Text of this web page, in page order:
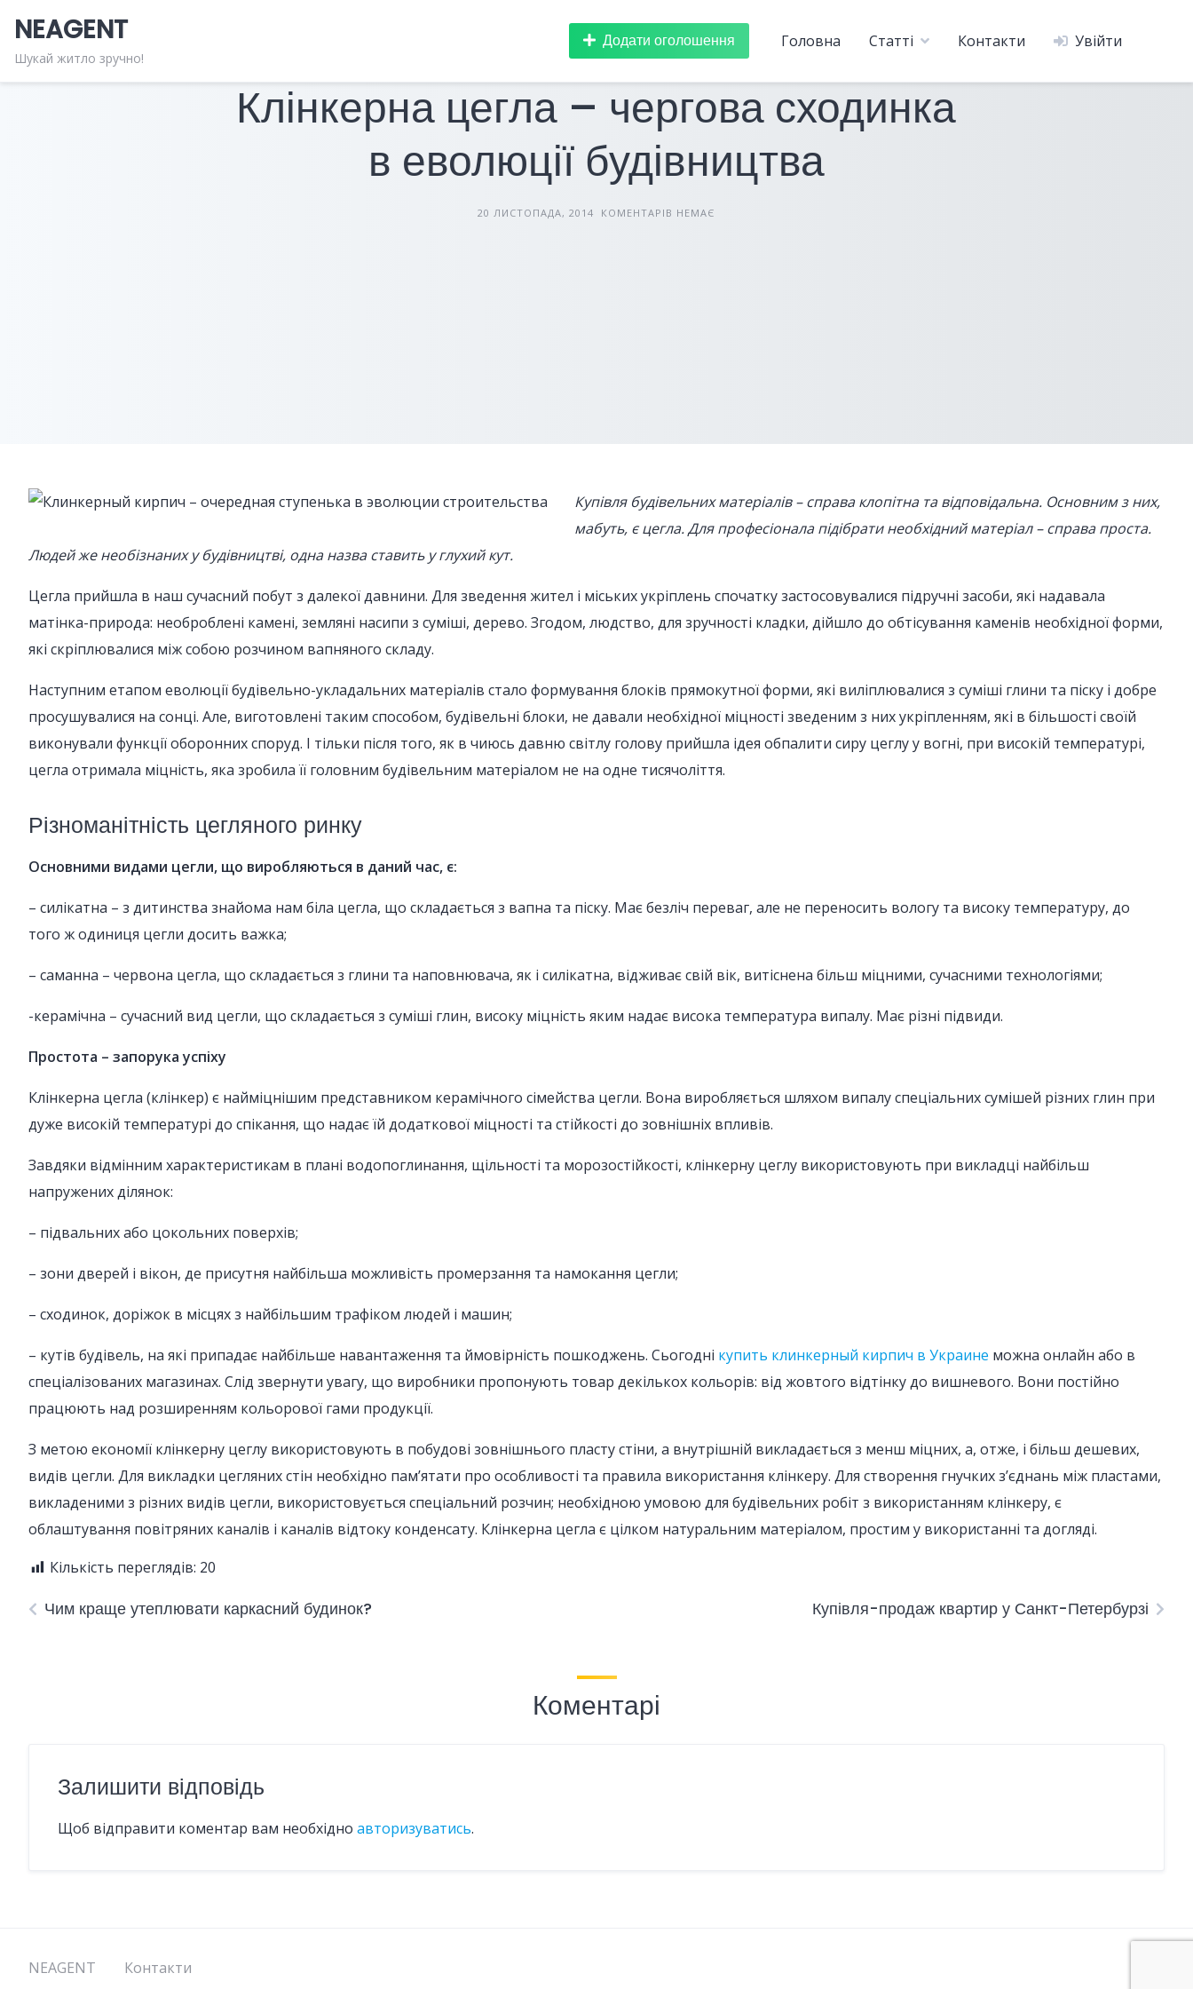
content
NEAGENT
Шукай житло зручно!
Головна Статті Контакти Увійти
Додати оголошення
БУДІВЕЛЬНІ МАТЕРІАЛИ
Клінкерна цегла – чергова сходинка
в еволюції будівництва
20 ЛИСТОПАДА, 2014 КОМЕНТАРІВ НЕМАЄ
Купівля будівельних матеріалів – справа клопітна та відповідальна. Основним з них,
мабуть, є цегла. Для професіонала підібрати необхідний матеріал – справа проста.
Людей же необізнаних у будівництві, одна назва ставить у глухий кут.
Цегла прийшла в наш сучасний побут з далекої давнини. Для зведення жител і міських укріплень спочатку застосовувалися підручні засоби, які надавала
матінка-природа: необроблені камені, земляні насипи з суміші, дерево. Згодом, людство, для зручності кладки, дійшло до обтісування каменів необхідної форми,
які скріплювалися між собою розчином вапняного складу.
Наступним етапом еволюції будівельно-укладальних матеріалів стало формування блоків прямокутної форми, які виліплювалися з суміші глини та піску і добре
просушувалися на сонці. Але, виготовлені таким способом, будівельні блоки, не давали необхідної міцності зведеним з них укріпленням, які в більшості своїй
виконували функції оборонних споруд. І тільки після того, як в чиюсь давню світлу голову прийшла ідея обпалити сиру цеглу у вогні, при високій температурі,
цегла отримала міцність, яка зробила її головним будівельним матеріалом не на одне тисячоліття.
Різноманітність цегляного ринку
Основними видами цегли, що виробляються в даний час, є:
– силікатна – з дитинства знайома нам біла цегла, що складається з вапна та піску. Має безліч переваг, але не переносить вологу та високу температуру, до
того ж одиниця цегли досить важка;
– саманна – червона цегла, що складається з глини та наповнювача, як і силікатна, відживає свій вік, витіснена більш міцними, сучасними технологіями;
-керамічна – сучасний вид цегли, що складається з суміші глин, високу міцність яким надає висока температура випалу. Має різні підвиди.
Простота – запорука успіху
Клінкерна цегла (клінкер) є найміцнішим представником керамічного сімейства цегли. Вона виробляється шляхом випалу спеціальних сумішей різних глин при
дуже високій температурі до спікання, що надає їй додаткової міцності та стійкості до зовнішніх впливів.
Завдяки відмінним характеристикам в плані водопоглинання, щільності та морозостійкості, клінкерну цеглу використовують при викладці найбільш
напружених ділянок:
– підвальних або цокольних поверхів;
– зони дверей і вікон, де присутня найбільша можливість промерзання та намокання цегли;
– сходинок, доріжок в місцях з найбільшим трафіком людей і машин;
– кутів будівель, на які припадає найбільше навантаження та ймовірність пошкоджень. Сьогодні купить клинкерный кирпич в Украине можна онлайн або в
спеціалізованих магазинах. Слід звернути увагу, що виробники пропонують товар декількох кольорів: від жовтого відтінку до вишневого. Вони постійно
працюють над розширенням кольорової гами продукції.
З метою економії клінкерну цеглу використовують в побудові зовнішнього пласту стіни, а внутрішній викладається з менш міцних, а, отже, і більш дешевих,
видів цегли. Для викладки цегляних стін необхідно пам’ятати про особливості та правила використання клінкеру. Для створення гнучких з’єднань між пластами,
викладеними з різних видів цегли, використовується спеціальний розчин; необхідною умовою для будівельних робіт з використанням клінкеру, є
облаштування повітряних каналів і каналів відтоку конденсату. Клінкерна цегла є цілком натуральним матеріалом, простим у використанні та догляді.
Кількість переглядів: 20
Чим краще утеплювати каркасний будинок? Купівля-продаж квартир у Санкт-Петербурзі
Коментарі
Залишити відповідь
Щоб відправити коментар вам необхідно авторизуватись.
NEAGENT Контакти